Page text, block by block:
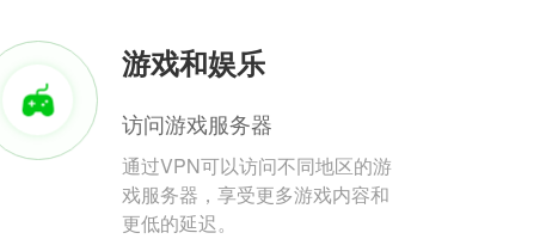
游戏和娱乐
访问游戏服务器
通过VPN可以访问不同地区的游
戏服务器，享受更多游戏内容和
更低的延迟。